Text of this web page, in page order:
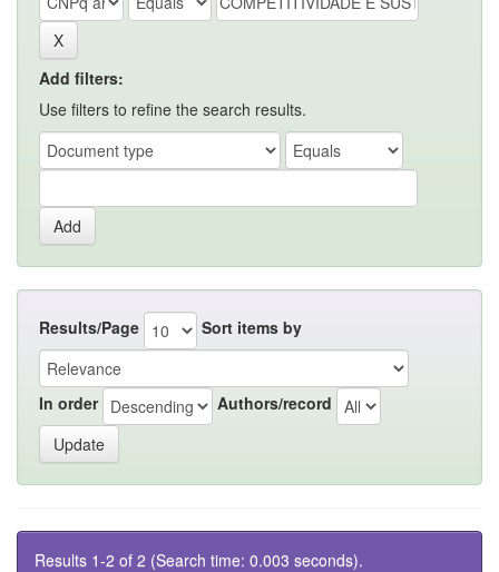
Add filters:
Use filters to refine the search results.
Results/Page Sort items by
In order Authors/record
Results 1-2 of 2 (Search time: 0.003 seconds).